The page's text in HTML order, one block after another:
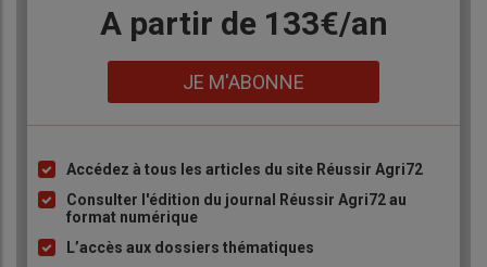
BodyA partir de 133€/an
JE M'ABONNE
Liste
à
puce
Accédez à tous les articles du site Réussir Agri72
Consulter l'édition du journal Réussir Agri72 au
format numérique
L’accès aux dossiers thématiques